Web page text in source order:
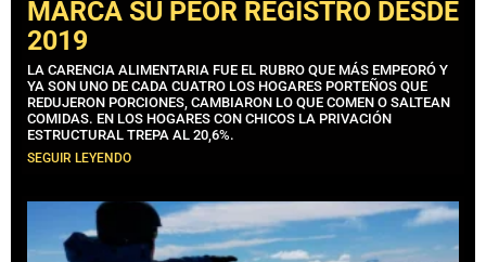
MARCA SU PEOR REGISTRO DESDE
2019
LA CARENCIA ALIMENTARIA FUE EL RUBRO QUE MÁS EMPEORÓ Y
YA SON UNO DE CADA CUATRO LOS HOGARES PORTEÑOS QUE
REDUJERON PORCIONES, CAMBIARON LO QUE COMEN O SALTEAN
COMIDAS. EN LOS HOGARES CON CHICOS LA PRIVACIÓN
ESTRUCTURAL TREPA AL 20,6%.
SEGUIR LEYENDO